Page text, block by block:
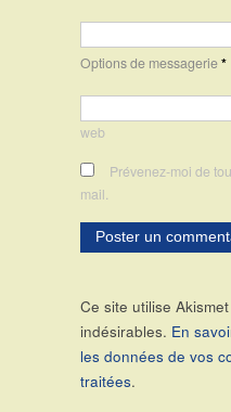
Options de messagerie*
web
Prévenez-moi de
mail.
Ce site utilise
indésirables. En
les données de vos
traitées.